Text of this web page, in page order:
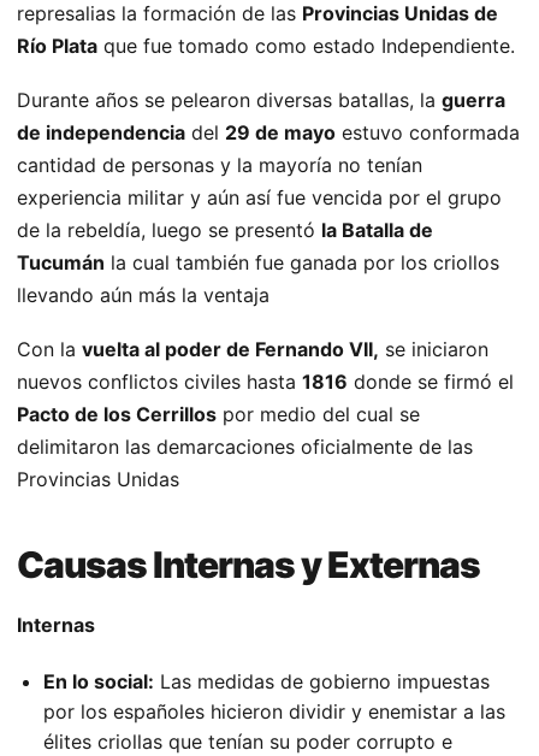
represalias la formación de las Provincias Unidas de
Río Plata que fue tomado como estado Independiente.
Durante años se pelearon diversas batallas, la guerra
de independencia del 29 de mayo estuvo conformada
cantidad de personas y la mayoría no tenían
experiencia militar y aún así fue vencida por el grupo
de la rebeldía, luego se presentó la Batalla de
Tucumán la cual también fue ganada por los criollos
llevando aún más la ventaja
Con la vuelta al poder de Fernando VII, se iniciaron
nuevos conflictos civiles hasta 1816 donde se firmó el
Pacto de los Cerrillos por medio del cual se
delimitaron las demarcaciones oficialmente de las
Provincias Unidas
Causas Internas y Externas
Internas
En lo social: Las medidas de gobierno impuestas
por los españoles hicieron dividir y enemistar a las
élites criollas que tenían su poder corrupto e